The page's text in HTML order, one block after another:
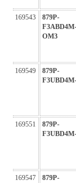
169543
879P-
ОМ3
169549
879P-
169551
879P-
169547
879P-